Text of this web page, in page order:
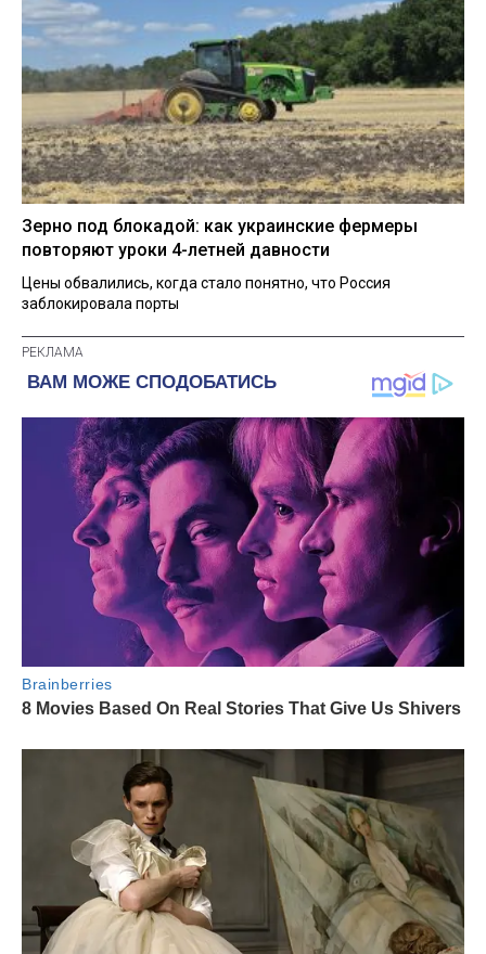
Зерно под блокадой: как украинские фермеры
повторяют уроки 4-летней давности
Цены обвалились, когда стало понятно, что Россия
заблокировала порты